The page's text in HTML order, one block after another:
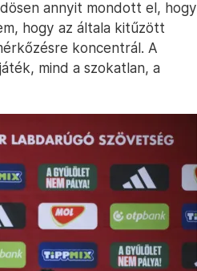
annyit mondott el, hogy
hogy az általa kitűzött
koncentrál. A
mind a szokatlan, a